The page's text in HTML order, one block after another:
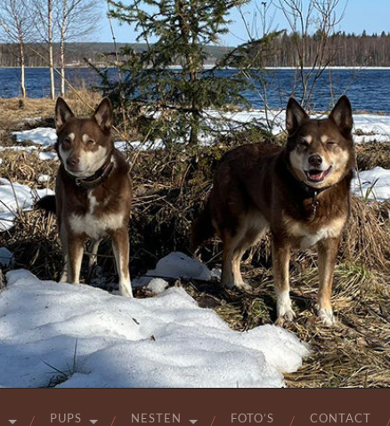
PUPS NESTEN FOTO’S CONTACT